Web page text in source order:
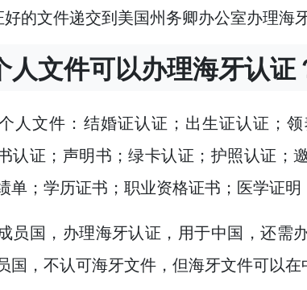
的文件递交到美国州务卿办公室办理海牙
人文件可以办理海牙认证
人文件：结婚证认证；出生证认证；
认证；声明书；绿卡认证；护照认证；
单；学历证书；职业资格证书；医学证明
员国，办理海牙认证，用于中国，还需
国，不认可海牙文件，但海牙文件可以在